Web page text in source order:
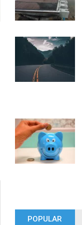
POPULAR